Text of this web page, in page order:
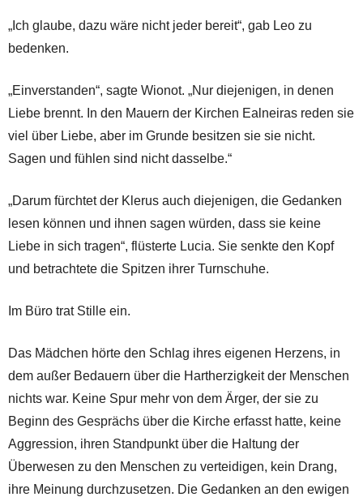
„Ich glaube, dazu wäre nicht jeder bereit“, gab Leo zu
bedenken.
„Einverstanden“, sagte Wionot. „Nur diejenigen, in denen
Liebe brennt. In den Mauern der Kirchen Ealneiras reden sie
viel über Liebe, aber im Grunde besitzen sie sie nicht.
Sagen und fühlen sind nicht dasselbe.“
„Darum fürchtet der Klerus auch diejenigen, die Gedanken
lesen können und ihnen sagen würden, dass sie keine
Liebe in sich tragen“, flüsterte Lucia. Sie senkte den Kopf
und betrachtete die Spitzen ihrer Turnschuhe.
Im Büro trat Stille ein.
Das Mädchen hörte den Schlag ihres eigenen Herzens, in
dem außer Bedauern über die Hartherzigkeit der Menschen
nichts war. Keine Spur mehr von dem Ärger, der sie zu
Beginn des Gesprächs über die Kirche erfasst hatte, keine
Aggression, ihren Standpunkt über die Haltung der
Überwesen zu den Menschen zu verteidigen, kein Drang,
ihre Meinung durchzusetzen. Die Gedanken an den ewigen